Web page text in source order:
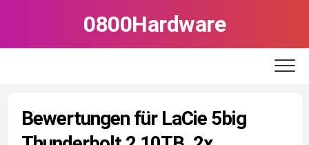
0800Hardware
Bewertungen für LaCie 5big